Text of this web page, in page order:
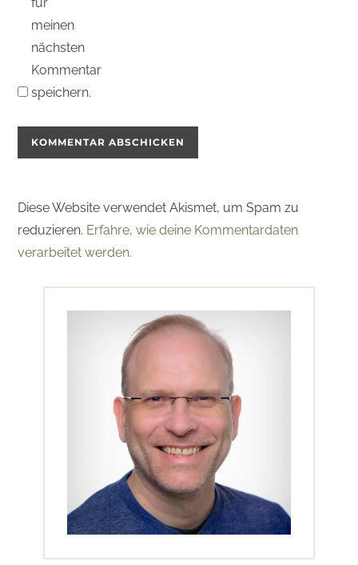
meinen
nächsten
Kommentar
speichern.
Diese Website verwendet Akismet, um Spam zu
reduzieren. Erfahre, wie deine Kommentardaten
verarbeitet werden.